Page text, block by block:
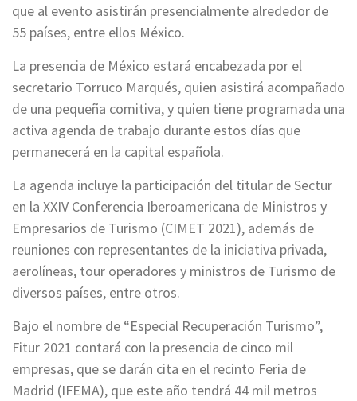
que al evento asistirán presencialmente alrededor de
55 países, entre ellos México.
La presencia de México estará encabezada por el
secretario Torruco Marqués, quien asistirá acompañado
de una pequeña comitiva, y quien tiene programada una
activa agenda de trabajo durante estos días que
permanecerá en la capital española.
La agenda incluye la participación del titular de Sectur
en la XXIV Conferencia Iberoamericana de Ministros y
Empresarios de Turismo (CIMET 2021), además de
reuniones con representantes de la iniciativa privada,
aerolíneas, tour operadores y ministros de Turismo de
diversos países, entre otros.
Bajo el nombre de “Especial Recuperación Turismo”,
Fitur 2021 contará con la presencia de cinco mil
empresas, que se darán cita en el recinto Feria de
Madrid (IFEMA), que este año tendrá 44 mil metros